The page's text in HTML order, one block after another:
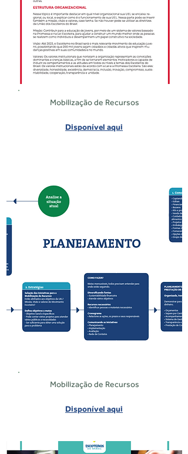
Mobilização de Recursos
Disponível aqui
Mobilização de Recursos
Disponível aqui